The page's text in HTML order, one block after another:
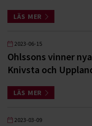
LÄS MER
2023-06-15
Ohlssons vinner
Knivsta och
LÄS MER
2023-03-09